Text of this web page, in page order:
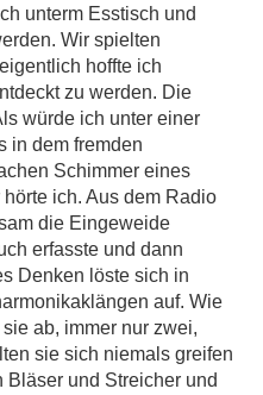
unterm Esstisch und
Wir spielten
hoffte ich
zu werden. Die
würde ich unter einer
in dem fremden
Schimmer eines
ich. Aus dem Radio
die Eingeweide
erfasste und dann
Denken löste sich in
auf. Wie
ab, immer nur zwei,
sie sich niemals greifen
Bläser und Streicher und